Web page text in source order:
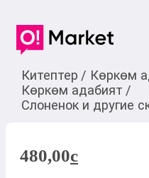
Китептер / Көркөм
Көркөм адабият /
Слоненок и другие
480,00c